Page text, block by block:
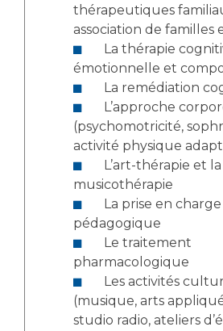
thérapeutiques
association de familles
émotionnelle et
La remédiation
(psychomotricité,
activité physique
musicothérapie
pédagogique
pharmacologique
(musique, arts
studio radio, ateliers